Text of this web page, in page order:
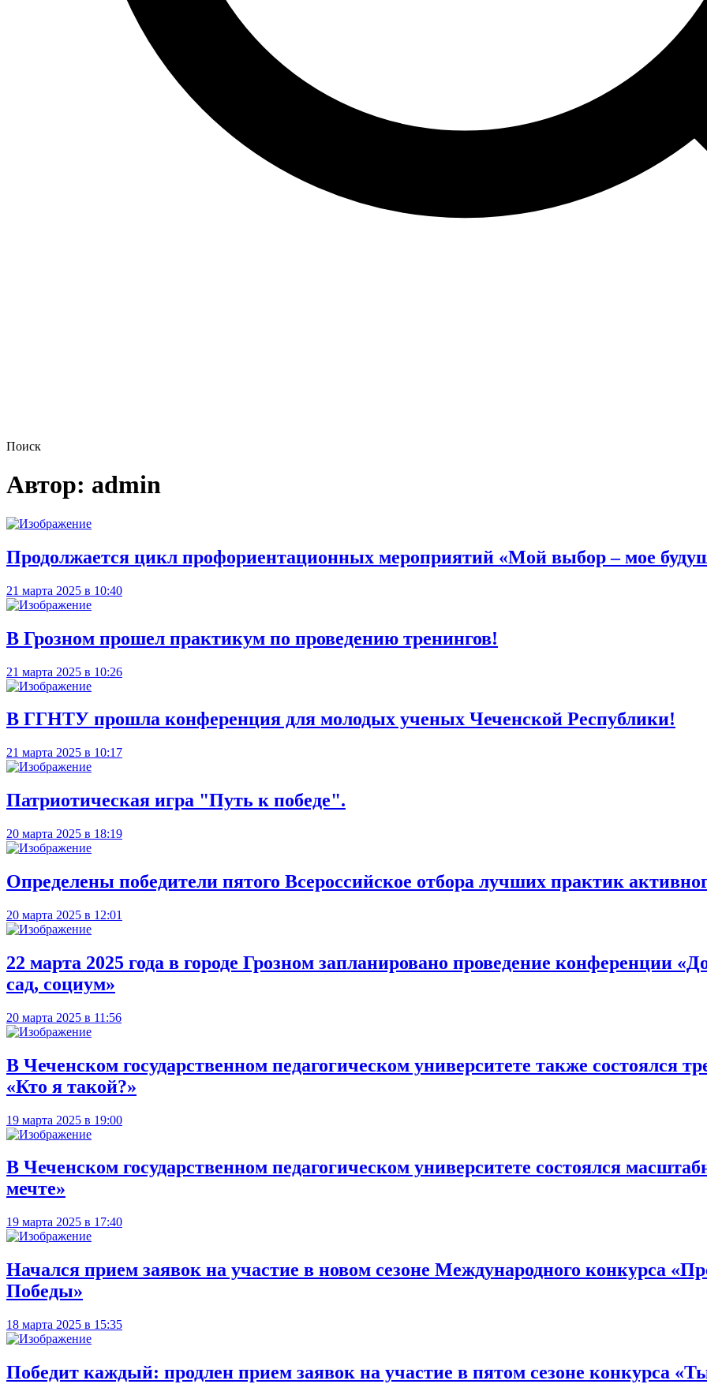
Поиск
Автор: admin
Продолжается цикл профориентационных мероприятий «Мой выбор – мое
21 марта 2025 в 10:40
В Грозном прошел практикум по проведению тренингов!
21 марта 2025 в 10:26
В ГГНТУ прошла конференция для молодых ученых Чеченской Республики!
21 марта 2025 в 10:17
Патриотическая игра "Путь к победе".
20 марта 2025 в 18:19
Определены победители пятого Всероссийское отбора лучших практик
20 марта 2025 в 12:01
22 марта 2025 года в городе Грозном запланировано проведение конференции
сад, социум»
20 марта 2025 в 11:56
В Чеченском государственном педагогическом университете также состоялся
«Кто я такой?»
19 марта 2025 в 19:00
В Чеченском государственном педагогическом университете состоялся
мечте»
19 марта 2025 в 17:40
Начался прием заявок на участие в новом сезоне Международного конкурса
Победы»
18 марта 2025 в 15:35
Победит каждый: продлен прием заявок на участие в пятом сезоне конкурса